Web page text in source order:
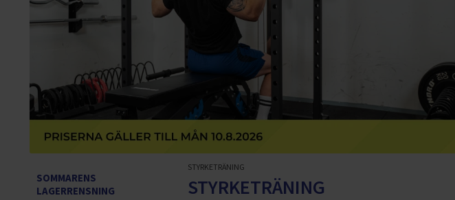
STYRKETRÄNING
STYRKETRÄNING
SOMMARENS
LAGERRENSNING